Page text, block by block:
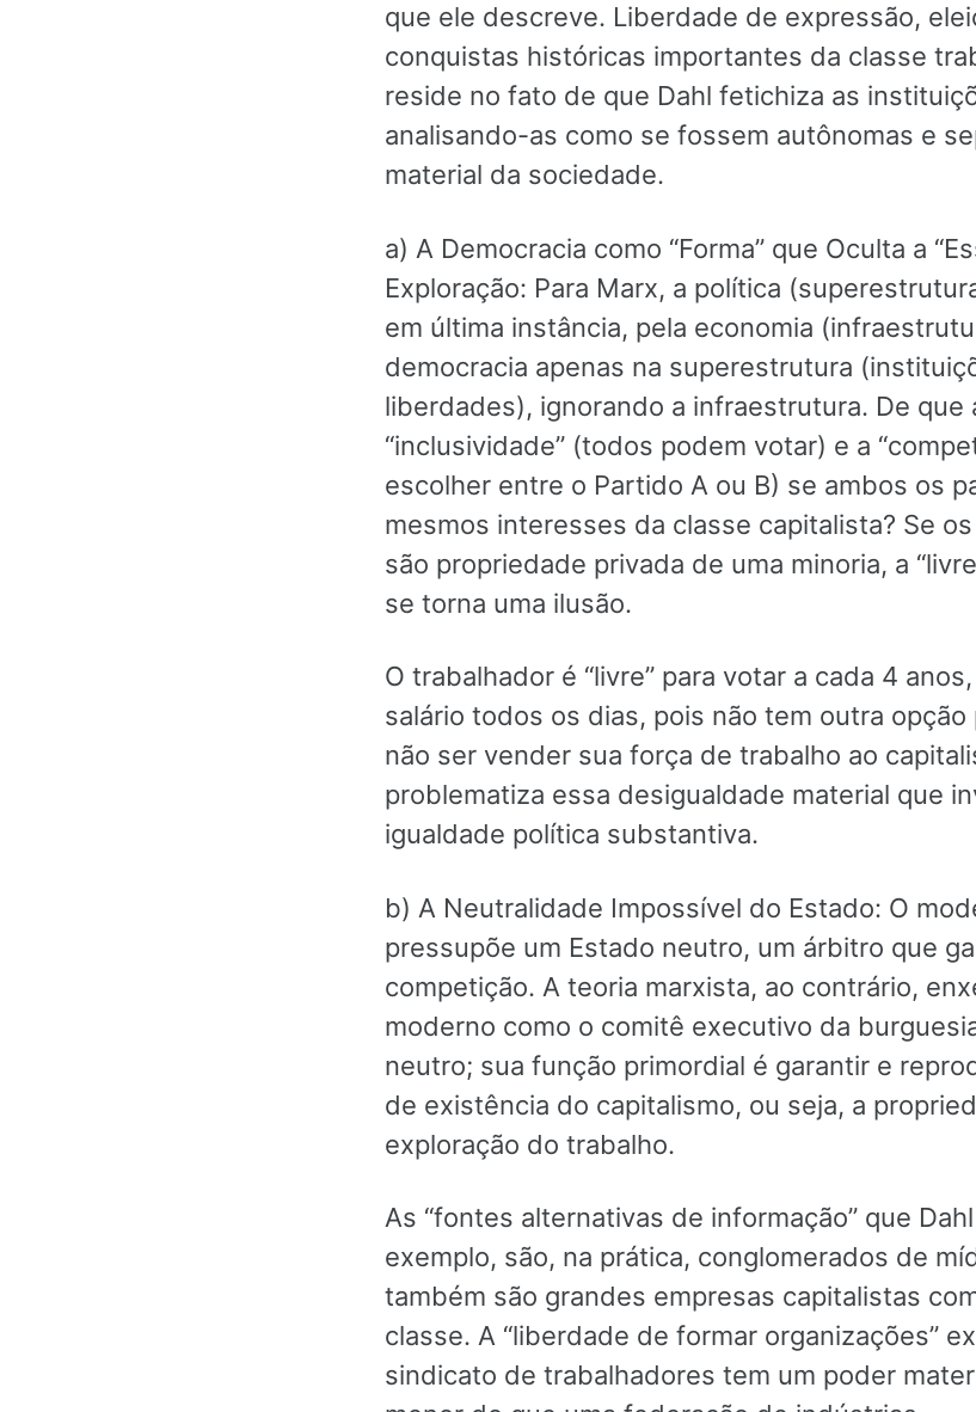
que ele descreve. Liberdade de expressão,
conquistas históricas importantes da classe
reside no fato de que Dahl fetichiza as
analisando-as como se fossem autônomas e
material da sociedade.
a) A Democracia como “Forma” que Oculta a
Exploração: Para Marx, a política
em última instância, pela economia
democracia apenas na superestrutura
liberdades), ignorando a infraestrutura. De que
“inclusividade” (todos podem votar) e a
escolher entre o Partido A ou B) se ambos os
mesmos interesses da classe capitalista? Se
são propriedade privada de uma minoria, a
se torna uma ilusão.
O trabalhador é “livre” para votar a cada 4
salário todos os dias, pois não tem outra opção
não ser vender sua força de trabalho ao
problematiza essa desigualdade material que
igualdade política substantiva.
b) A Neutralidade Impossível do Estado: O
pressupõe um Estado neutro, um árbitro que
competição. A teoria marxista, ao contrário,
moderno como o comitê executivo da
neutro; sua função primordial é garantir e
de existência do capitalismo, ou seja, a
exploração do trabalho.
As “fontes alternativas de informação” que
exemplo, são, na prática, conglomerados de
também são grandes empresas capitalistas
classe. A “liberdade de formar organizações”
sindicato de trabalhadores tem um poder